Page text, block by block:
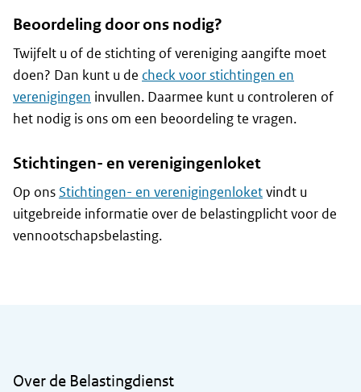
Beoordeling door ons nodig?
Twijfelt u of de stichting of vereniging aangifte moet
doen? Dan kunt u de check voor stichtingen en
verenigingen invullen. Daarmee kunt u controleren of
het nodig is ons om een beoordeling te vragen.
Stichtingen- en verenigingenloket
Op ons Stichtingen- en verenigingenloketvindt u
uitgebreide informatie over de belastingplicht voor de
vennootschapsbelasting.
Over de Belastingdienst